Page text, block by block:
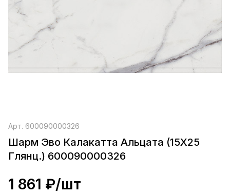
Арт. 600090000326
Шарм Эво Калакатта Альцата (15X25
Глянц.) 600090000326
1 861 ₽/шт